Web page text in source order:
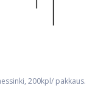
200kpl/ pakkaus.